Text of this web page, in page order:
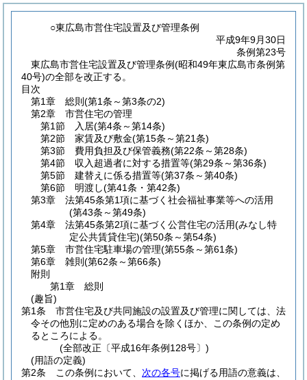
○東広島市営住宅設置及び管理条例
平成9年9月30日
条例第23号
東広島市営住宅設置及び管理条例(昭和49年東広島市条例第
40号)の全部を改正する。
目次
第1章
総則 (第1条～第3条の2)
第2章
市営住宅の管理
第1節
入居(第4条～第14条)
第2節
家賃及び敷金(第15条～第21条)
第3節
費用負担及び保管義務(第22条～第28条)
第4節
収入超過者に対する措置等(第29条～第36条)
第5節
建替えに係る措置等(第37条～第40条)
第6節
明渡し(第41条・第42条)
第3章
法第45条第1項に基づく社会福祉事業等への活用
(第43条～第49条)
第4章
法第45条第2項に基づく公営住宅の活用(みなし特
定公共賃貸住宅)(第50条～第54条)
第5章
市営住宅駐車場の管理(第55条～第61条)
第6章
雑則 (第62条～第66条)
附則
第1章
総則
(趣旨)
第1条
市営住宅及び共同施設の設置及び管理に関しては、法
令その他別に定めのある場合を除くほか、この条例の定め
るところによる。
(全部改正〔平成16年条例128号〕)
(用語の定義)
第2条
この条例において、 次の各号に掲げる用語の意義は、